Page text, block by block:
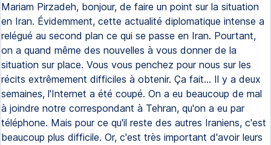
Mariam Pirzadeh, bonjour, de faire un point sur la situation
en Iran. Évidemment, cette actualité diplomatique intense a
relégué au second plan ce qui se passe en Iran. Pourtant,
on a quand même des nouvelles à vous donner de la
situation sur place. Vous vous penchez pour nous sur les
récits extrêmement difficiles à obtenir. Ça fait... Il y a deux
semaines, l'Internet a été coupé. On a eu beaucoup de mal
à joindre notre correspondant à Tehran, qu'on a eu par
téléphone. Mais pour ce qu'il reste des autres Iraniens, c'est
beaucoup plus difficile. Or, c'est très important d'avoir leurs